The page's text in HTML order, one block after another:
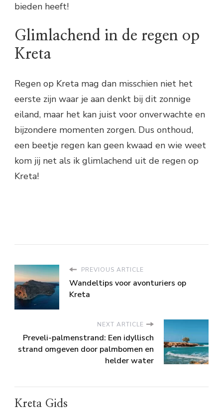
bieden heeft!
Glimlachend in de regen op
Kreta
Regen op Kreta mag dan misschien niet het
eerste zijn waar je aan denkt bij dit zonnige
eiland, maar het kan juist voor onverwachte en
bijzondere momenten zorgen. Dus onthoud,
een beetje regen kan geen kwaad en wie weet
kom jij net als ik glimlachend uit de regen op
Kreta!
PREVIOUS ARTICLE
Wandeltips voor avonturiers op
Kreta
NEXT ARTICLE
Preveli-palmenstrand: Een idyllisch
strand omgeven door palmbomen en
helder water
Kreta Gids